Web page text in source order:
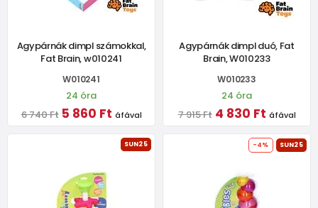
Agypárnák dimpl számokkal,
Fat Brain, w010241
W010241
24 óra
6 740 Ft 5 860 Ft áfával
Agypárnák dimpl duó, Fat
Brain, W010233
W010233
24 óra
7 915 Ft 4 830 Ft áfával
SUN25 -4% SUN25